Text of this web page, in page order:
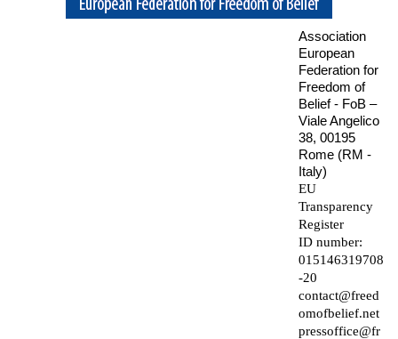
Association
European
Federation for
Freedom of
Belief - FoB –
Viale Angelico
38, 00195
Rome (RM -
Italy)
EU
Transparency
Register
ID number:
015146319708
-20
contact@freed
omofbelief.net
pressoffice@fr